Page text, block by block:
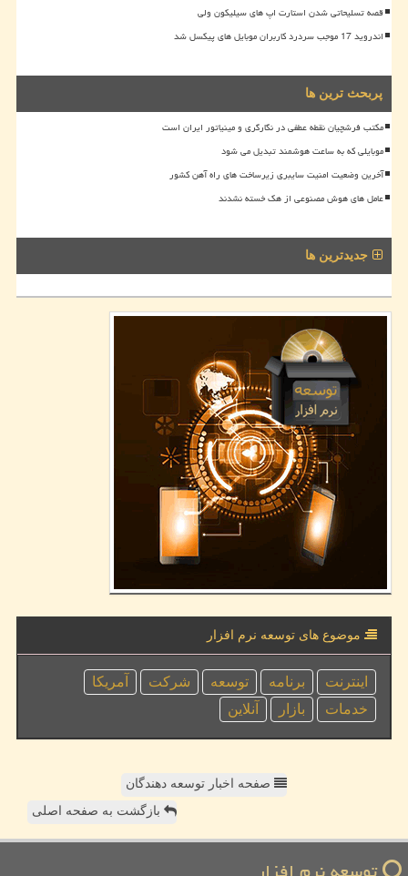
قصه تسلیحاتی شدن استارت اپ های سیلیکون ولی
اندروید 17 موجب سردرد کاربران موبایل های پیکسل شد
پربحث ترین ها
مکتب فرشچیان نقطه عطفی در نگارگری و مینیاتور ایران است
موبایلی که به ساعت هوشمند تبدیل می شود
آخرین وضعیت امنیت سایبری زیرساخت های راه آهن کشور
عامل های هوش مصنوعی از هک خسته نشدند
جدیدترین ها
موضوع های توسعه نرم افزار
اینترنت برنامه توسعه شركت
آمریكا
خدمات
بازار آنلاین
صفحه اخبار توسعه دهندگان
بازگشت به صفحه اصلی